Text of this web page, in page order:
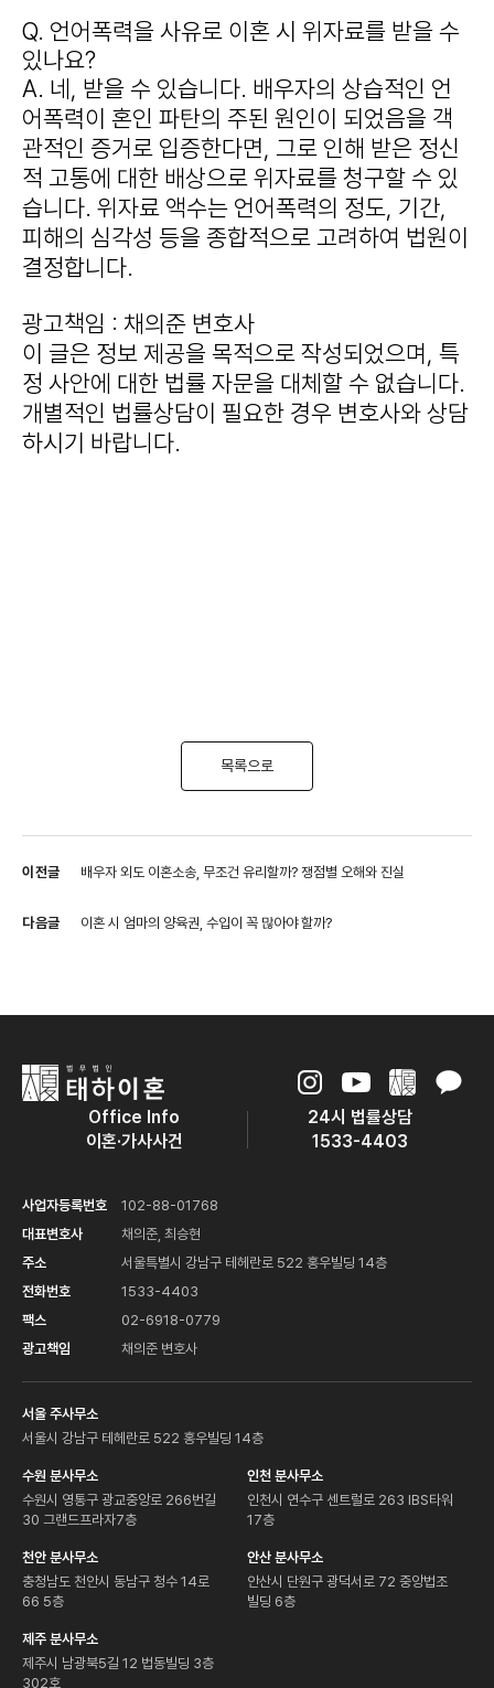
Q. 언어폭력을 사유로 이혼 시 위자료를 받을 수
있나요?
A. 네, 받을 수 있습니다. 배우자의 상습적인 언
어폭력이 혼인 파탄의 주된 원인이 되었음을 객
관적인 증거로 입증한다면, 그로 인해 받은 정신
적 고통에 대한 배상으로 위자료를 청구할 수 있
습니다. 위자료 액수는 언어폭력의 정도, 기간,
피해의 심각성 등을 종합적으로 고려하여 법원이
결정합니다.
광고책임 : 채의준 변호사
이 글은 정보 제공을 목적으로 작성되었으며, 특
정 사안에 대한 법률 자문을 대체할 수 없습니다.
개별적인 법률상담이 필요한 경우 변호사와 상담
하시기 바랍니다.
목록으로
이전글 배우자 외도 이혼소송, 무조건 유리할까? 쟁점별 오해와 진실
다음글 이혼 시 엄마의 양육권, 수입이 꼭 많아야 할까?
Office Info
이혼·가사사건
24시 법률상담
1533-4403
사업자등록번호
102-88-01768
대표변호사
채의준, 최승현
주소
서울특별시 강남구 테헤란로 522 홍우빌딩 14층
전화번호
1533-4403
팩스
02-6918-0779
광고책임
채의준 변호사
서울 주사무소
서울시 강남구 테헤란로 522 홍우빌딩 14층
수원 분사무소
수원시 영통구 광교중앙로 266번길
30 그랜드프라자7층
인천 분사무소
인천시 연수구 센트럴로 263 IBS타워
17층
천안 분사무소
충청남도 천안시 동남구 청수 14로
66 5층
안산 분사무소
안산시 단원구 광덕서로 72 중앙법조
빌딩 6층
제주 분사무소
제주시 남광북5길 12 법동빌딩 3층
302호